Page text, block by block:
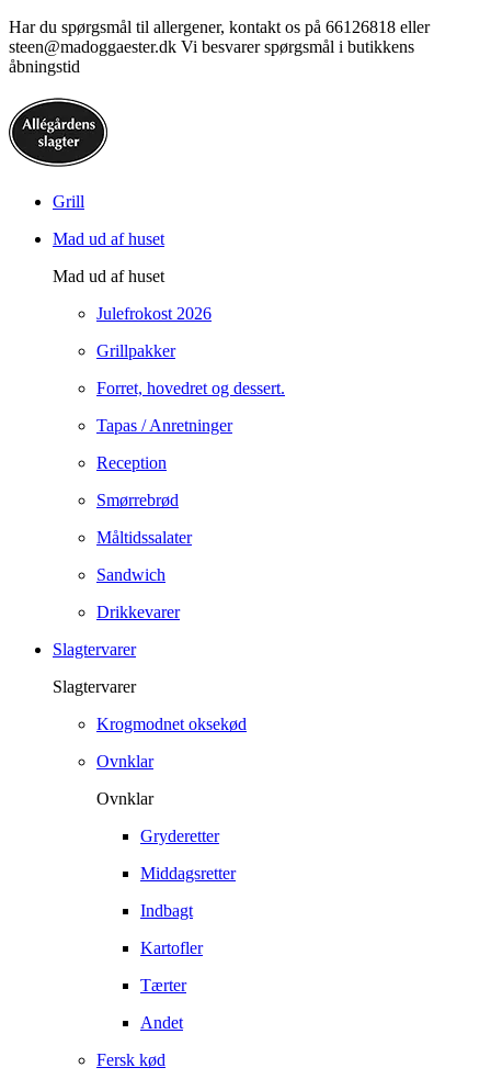
Har du spørgsmål til allergener, kontakt os på 66126818 eller
steen@madoggaester.dk Vi besvarer spørgsmål i butikkens
åbningstid
Grill
Mad ud af huset
Mad ud af huset
Julefrokost 2026
Grillpakker
Forret, hovedret og dessert.
Tapas / Anretninger
Reception
Smørrebrød
Måltidssalater
Sandwich
Drikkevarer
Slagtervarer
Slagtervarer
Krogmodnet oksekød
Ovnklar
Ovnklar
Gryderetter
Middagsretter
Indbagt
Kartofler
Tærter
Andet
Fersk kød